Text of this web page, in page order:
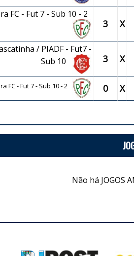
FC - Fut 7 - Sub 10 - 2
3 X
/ PIADF - Fut7 -
Sub 10
3 X
FC - Fut 7 - Sub 10 - 2 0 X
Não há JOGOS